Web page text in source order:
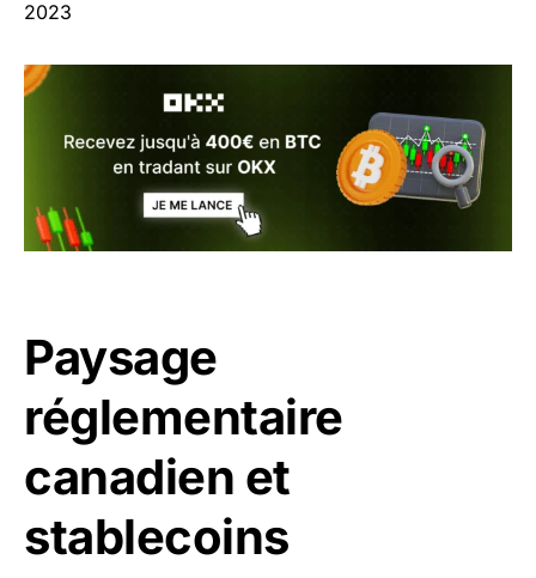
2023
Paysage
réglementaire
canadien et
stablecoins